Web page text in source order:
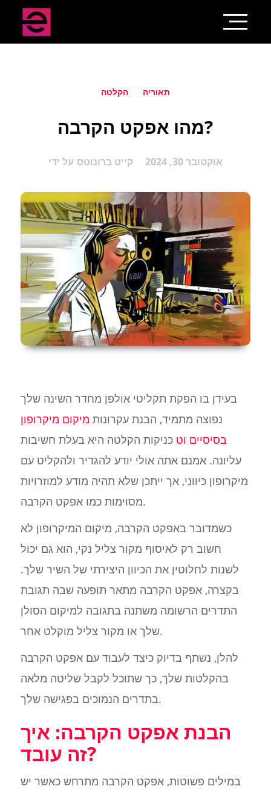
הקלטה תאוריה
מהו אפקט הקרבה?
על ידי קייט ברונוטס אוקטובר 30, 2024
בעידן בו הפקת תקליטי אולפן מחדר השינה שלך
נפוצה מתמיד, הבנת עקרונות מיקום מיקרופון
בסיסיים וט כניקות הקלטה היא בעלת חשיבות
עליונה. אמנם אתה אולי יודע להגדיר ולהקליט עם
מיקרופון כיווני, אך ייתכן שלא תהיה מודע למוזרויות
מסוימות כמו אפקט הקרבה.
כשמדובר באפקט הקרבה, מיקום המיקרופון לא
חשוב רק לאיסוף מקור צליל נקי, הוא גם יכול
לשנות לחלוטין את הכיוון היצירתי של השיר שלך.
בקצרה, אפקט הקרבה מתאר תופעה שבה תגובת
התדרים הרשומה משתנה בתגובה למיקום הסולן
שלך או מקור צליל מוקלט אחר.
להלן, נשתף בדיוק כיצד לעבוד עם אפקט הקרבה
בהקלטות שלך, כך שתוכל לקבל שליטה מלאה
בתדרים הנמוכים בפגישה שלך.
הבנת אפקט הקרבה: איך
זה עובד?
במילים פשוטות, אפקט הקרבה מתרחש כאשר יש